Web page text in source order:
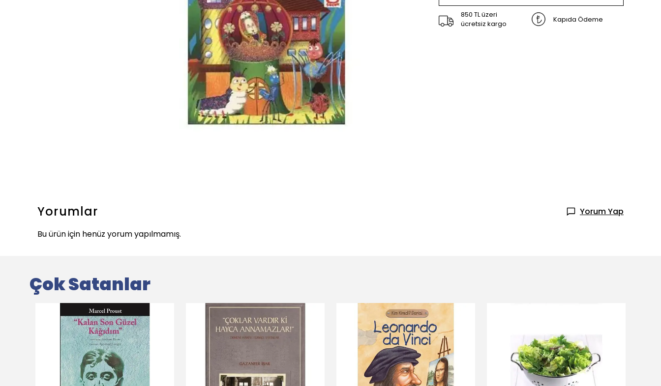
850 TL üzeri
ücretsiz kargo
Kapıda Ödeme
Yorumlar
Yorum Yap
Bu ürün için henüz yorum yapılmamış.
Çok Satanlar